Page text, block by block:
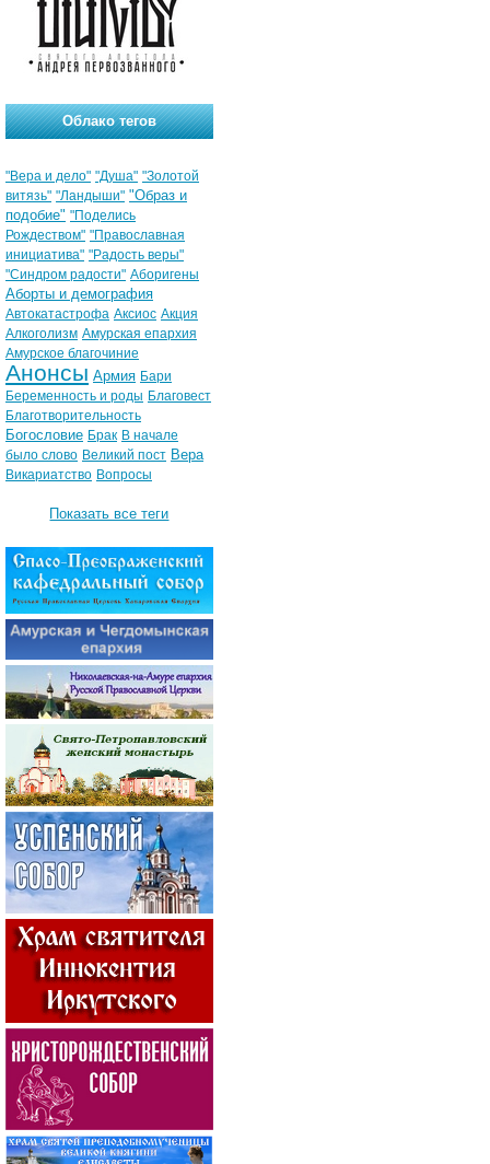
Облако тегов
"Вера и дело" "Душа" "Золотой
витязь" "Ландыши" "Образ и
подобие" "Поделись
Рождеством" "Православная
инициатива" "Радость веры"
"Синдром радости" Аборигены
Аборты и демография
Автокатастрофа Аксиос Акция
Алкоголизм Амурская епархия
Амурское благочиние
Анонсы Армия Бари
Беременность и роды Благовест
Благотворительность
Богословие Брак В начале
было слово Великий пост Вера
Викариатство Вопросы
Показать все теги